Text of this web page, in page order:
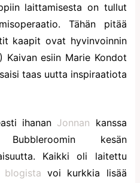
laittamisesta on tullut
Tähän pitää
kaapit ovat hyvinvoinnin
Kaivan esiin Marie Kondot
taas uutta inspiraatiota
ihanan Jonnan kanssa
kesän
Kaikki oli laitettu
blogista voi kurkkia lisää